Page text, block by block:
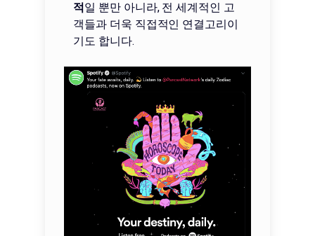
적 일 뿐만 아니라, 전 세계적인 고
객들과 더욱 직접적인 연결고리이
기도 합니다.